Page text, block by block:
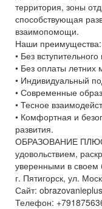
территория, зоны
способствующая
взаимопомощи.
Наши преимущества:
• Без вступительного
• Без оплаты летних
• Индивидуальный
• Современные
• Тесное
• Комфортная и
развития.
ОБРАЗОВАНИЕ ПЛЮС
удовольствием,
уверенными в
г. Пятигорск, ул.
Сайт:
Телефон: